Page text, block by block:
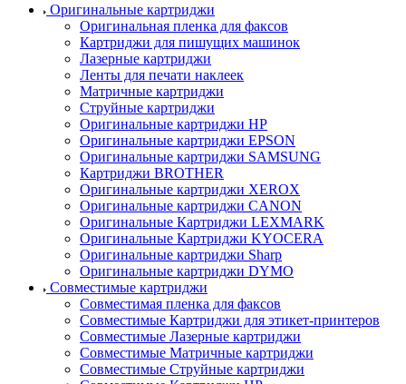
Оригинальные картриджи
Оригинальная пленка для факсов
Картриджи для пишущих машинок
Лазерные картриджи
Ленты для печати наклеек
Матричные картриджи
Струйные картриджи
Оригинальные картриджи HP
Оригинальные картриджи EPSON
Оригинальные картриджи SAMSUNG
Картриджи BROTHER
Оригинальные картриджи XEROX
Оригинальные картриджи CANON
Оригинальные Картриджи LEXMARK
Оригинальные Картриджи KYOCERA
Оригинальные картриджи Sharp
Оригинальные картриджи DYMO
Совместимые картриджи
Совместимая пленка для факсов
Совместимые Картриджи для этикет-принтеров
Совместимые Лазерные картриджи
Совместимые Матричные картриджи
Совместимые Струйные картриджи